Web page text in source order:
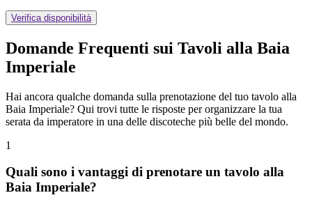
Verifica disponibilità
Domande Frequenti sui Tavoli alla Baia
Imperiale
Hai ancora qualche domanda sulla prenotazione del tuo tavolo alla
Baia Imperiale? Qui trovi tutte le risposte per organizzare la tua
serata da imperatore in una delle discoteche più belle del mondo.
1
Quali sono i vantaggi di prenotare un tavolo alla
Baia Imperiale?